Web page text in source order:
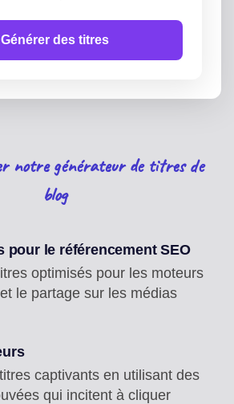
Générer des titres
notre générateur de titres de
blog
pour le référencement SEO
optimisés pour les moteurs
le partage sur les médias
captivants en utilisant des
qui incitent à cliquer